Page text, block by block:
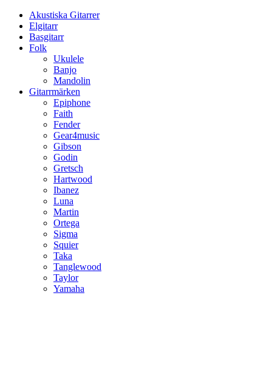
Akustiska Gitarrer
Elgitarr
Basgitarr
Folk
Ukulele
Banjo
Mandolin
Gitarrmärken
Epiphone
Faith
Fender
Gear4music
Gibson
Godin
Gretsch
Hartwood
Ibanez
Luna
Martin
Ortega
Sigma
Squier
Taka
Tanglewood
Taylor
Yamaha